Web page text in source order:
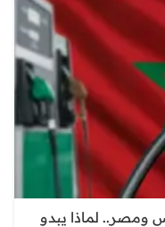
ومصر.. لماذا يبدو